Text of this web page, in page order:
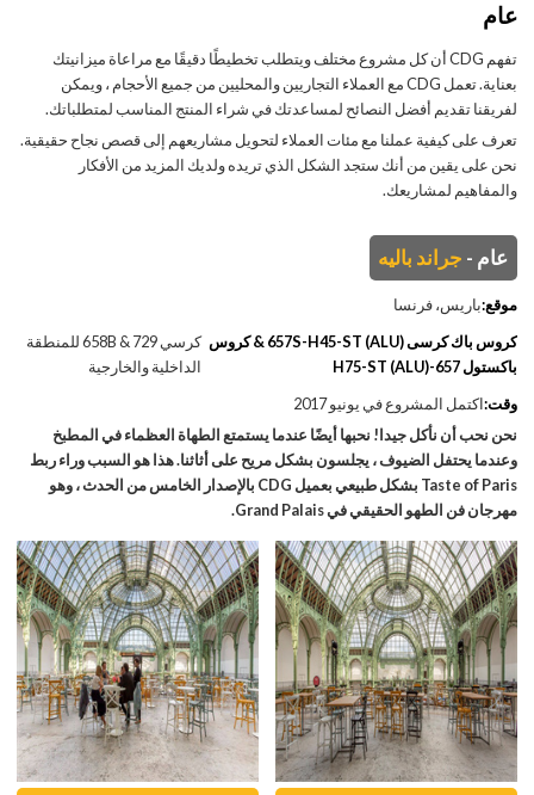
عام
تفهم CDG أن كل مشروع مختلف ويتطلب تخطيطًا دقيقًا مع مراعاة ميزانيتك
بعناية. تعمل CDG مع العملاء التجاريين والمحليين من جميع الأحجام ، ويمكن
لفريقنا تقديم أفضل النصائح لمساعدتك في شراء المنتج المناسب لمتطلباتك.
تعرف على كيفية عملنا مع مئات العملاء لتحويل مشاريعهم إلى قصص نجاح حقيقية.
نحن على يقين من أنك ستجد الشكل الذي تريده ولديك المزيد من الأفكار
والمفاهيم لمشاريعك.
عام - جراند باليه
موقع:باريس، فرنسا
كروس باك كرسى 657S-H45-ST (ALU) & كروس
باكستول 657-H75-ST (ALU)
كرسي 658B & 729 للمنطقة
الداخلية والخارجية
وقت:اكتمل المشروع في يونيو 2017
نحن نحب أن نأكل جيدا! نحبها أيضًا عندما يستمتع الطهاة العظماء في المطبخ
وعندما يحتفل الضيوف ، يجلسون بشكل مريح على أثاثنا. هذا هو السبب وراء ربط
Taste of Paris بشكل طبيعي بعميل CDG بالإصدار الخامس من الحدث ، وهو
مهرجان فن الطهو الحقيقي في Grand Palais.